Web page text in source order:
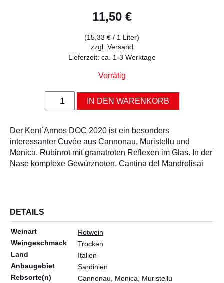
OLIVENÖL
ANGEBOTE
11,50 €
(15,33 € / 1 Liter)
zzgl. Versand
Lieferzeit: ca. 1-3 Werktage
Vorrätig
Kent`Annos
Menge
IN DEN WARENKORB
Der Kent`Annos DOC 2020 ist ein besonders
interessanter Cuvée aus Cannonau, Muristellu und
Monica. Rubinrot mit granatroten Reflexen im Glas. In der
Nase komplexe Gewürznoten. Cantina del Mandrolisai
DETAILS
Weinart
Rotwein
Weingeschmack
Trocken
Land
Italien
Anbaugebiet
Sardinien
Rebsorte(n)
Cannonau, Monica, Muristellu